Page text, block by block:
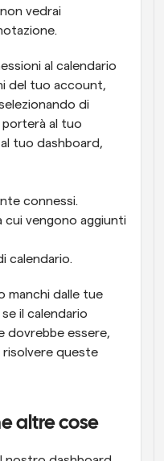
vedrai
al calendario
del tuo account,
di
al tuo
tuo dashboard,
connessi.
cui vengono aggiunti
calendario.
manchi dalle tue
il calendario
dovrebbe essere,
queste
altre cose